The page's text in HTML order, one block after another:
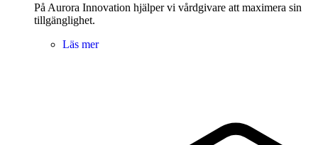
På Aurora Innovation hjälper vi vårdgivare att maximera sin
tillgänglighet.
Läs mer